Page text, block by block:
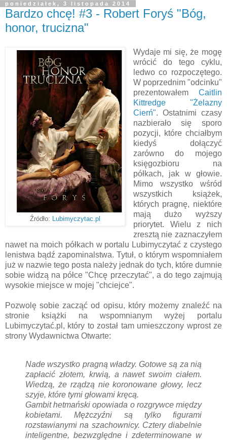
poniedziałek, 3 listopada 2014
Bardzo chcę! #3 - Robert Foryś "Bóg,
honor, trucizna"
Źródło: Lubimyczytac.pl
Wydaje mi się, że mogę
wrócić do tego cyklu,
ledwo co rozpoczętego.
W poprzednim "odcinku"
prezentowałem Caitlin
Kittredge "Żelazny
Cierń". Ostatnimi czasy
nazbierało się sporo
pozycji, które chciałbym
kiedyś dołączyć
zarówno do mojego
księgozbioru na
półkach, jak w głowie.
Mimo wszystko wśród
wszystkich książek,
których pragnę, niektóre
mają dużo wyższy
priorytet. Wielu z nich
zresztą nie zaznaczyłem
nawet na moich półkach w portalu Lubimyczytać z czystego
lenistwa bądź zapominalstwa. Tytuł, o którym wspomniałem
już w nazwie tego posta należy jednak do tych, które dumnie
sobie widzą na półce "Chcę przeczytać", a do tego zajmują
wysokie miejsce w mojej "chciejce".
Pozwolę sobie zacząć od opisu, który możemy znaleźć na
stronie książki na wspomnianym wyżej portalu
Lubimyczytać.pl, który to został tam umieszczony wprost ze
strony Wydawnictwa Otwarte:
Nade wszystko pragną władzy. Gotowe są za nią
zapłacić złotem, krwią, a nawet swoim ciałem.
Wiedzą, że rządzą nie koronowane głowy, lecz
szyje, które tymi głowami kręcą.
Gambit hetmański opowiada o rozgrywce między
kobietami. Mężczyźni są tylko figurami
rozstawianymi na szachownicy. Cztery diabelnie
inteligentne, bezwzględne i zdeterminowane w